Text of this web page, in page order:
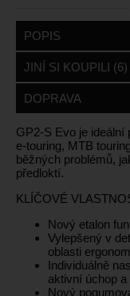
POPIS
JINÍ SI KOUPILI (6)
DOPRAVA
GP2-S Evo je ideální
e-touring, MTB
běžných problémů,
předloktí.
KLÍČOVÉ
Nový etalon
Vylepšený v
oblasti
Individuálně
aktivní úchop
Nový